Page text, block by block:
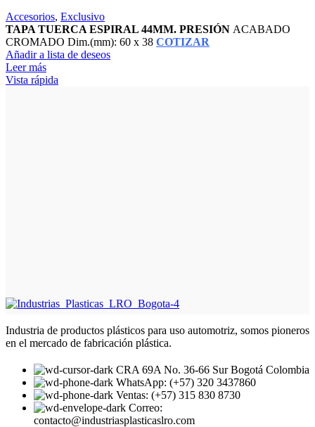
Accesorios, Exclusivo
TAPA TUERCA ESPIRAL 44MM. PRESIÓN ACABADO
CROMADO Dim.(mm): 60 x 38 COTIZAR
Añadir a lista de deseos
Leer más
Vista rápida
Industria de productos plásticos para uso automotriz, somos pioneros
en el mercado de fabricación plástica.
CRA 69A No. 36-66 Sur Bogotá Colombia
WhatsApp: (+57) 320 3437860
Ventas: (+57) 315 830 8730
Correo:
contacto@industriasplasticaslro.com